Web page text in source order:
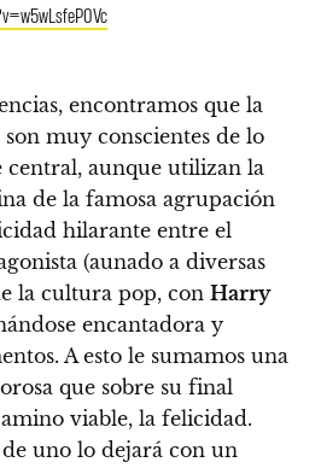
encontramos que la
muy conscientes de lo
central, aunque utilizan la
de la famosa agrupación
hilarante entre el
(aunado a diversas
la cultura pop, con Harry
encantadora y
A esto le sumamos una
que sobre su final
viable, la felicidad.
uno lo dejará con un